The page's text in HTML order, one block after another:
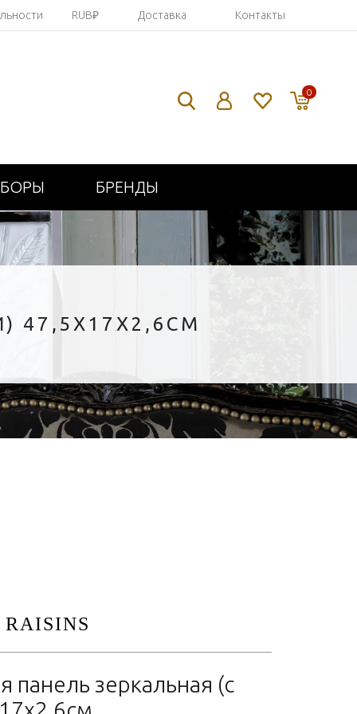
RUB₽ Доставка Контакты
0
БРЕНДЫ
47,5X17X2,6СМ
панель зеркальная (с